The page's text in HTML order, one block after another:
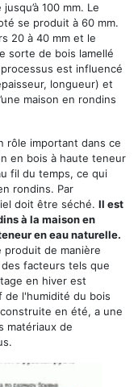
100 mm. Le
se produit à 60 mm.
20 à 40 mm et le
sorte de bois lamellé
est influencé
longueur) et
maison en rondins
rôle important dans ce
en bois à haute teneur
fil du temps, ce qui
rondins. Par
doit être séché. Il est
à la maison en
en eau naturelle.
de manière
facteurs tels que
en hiver est
de l'humidité du bois
en été, a une
matériaux de